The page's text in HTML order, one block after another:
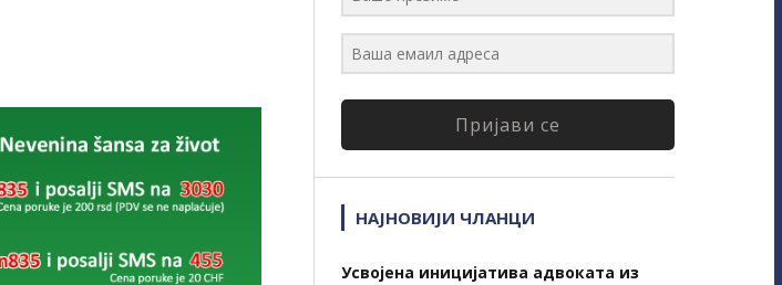
Пријави се
НАЈНОВИЈИ ЧЛАНЦИ
Усвојена иницијатива адвоката из